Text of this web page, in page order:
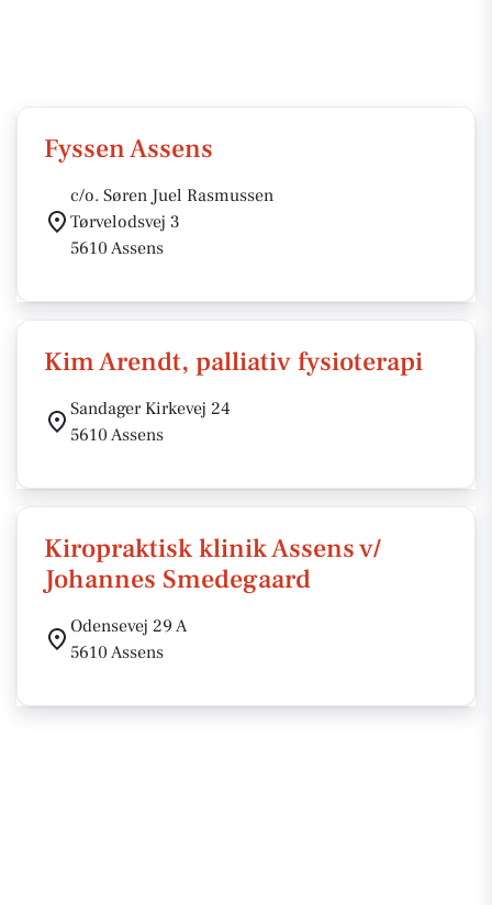
Fyssen Assens
c/o. Søren Juel Rasmussen
Tørvelodsvej 3
5610 Assens
Kim Arendt, palliativ fysioterapi
Sandager Kirkevej 24
5610 Assens
Kiropraktisk klinik Assens v/
Johannes Smedegaard
Odensevej 29 A
5610 Assens